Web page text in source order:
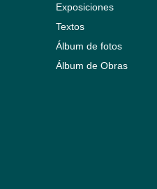
Exposiciones
Textos
Álbum de fotos
Álbum de Obras